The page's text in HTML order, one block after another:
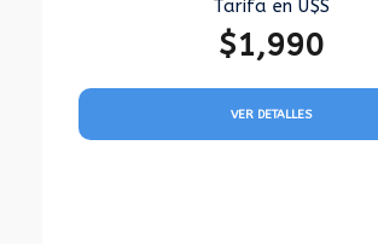
Tarifa en U$S
$1,990
VER DETALLES